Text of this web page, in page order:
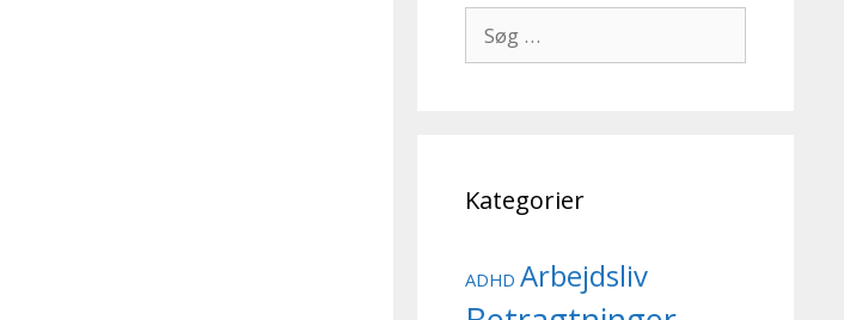
efter:
Kategorier
ADHD Arbejdsliv